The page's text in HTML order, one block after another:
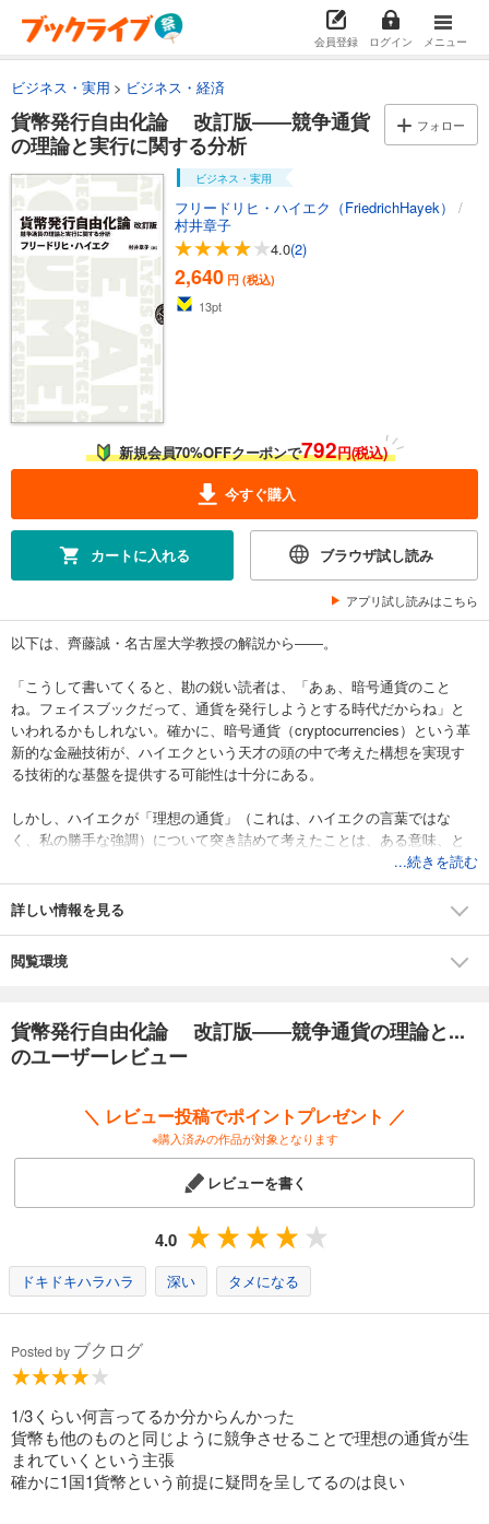
会員登録 ログイン メニュー
ビジネス・実用 ビジネス・経済
貨幣発行自由化論 改訂版――競争通貨
の理論と実行に関する分析
フォロー
ビジネス・実用
フリードリヒ・ハイエク（FriedrichHayek）
/
村井章子
4.0(2)
2,640 円 (税込)
13pt
新規会員70%OFFクーポンで792円(税込)
今すぐ購入
カートに入れる ブラウザ試し読み
アプリ試し読みはこちら
以下は、齊藤誠・名古屋大学教授の解説から――。
「こうして書いてくると、勘の鋭い読者は、「あぁ、暗号通貨のこと
ね。フェイスブックだって、通貨を発行しようとする時代だからね」と
いわれるかもしれない。確かに、暗号通貨（cryptocurrencies）という革
新的な金融技術が、ハイエクという天才の頭の中で考えた構想を実現す
る技術的な基盤を提供する可能性は十分にある。
しかし、ハイエクが「理想の通貨」（これは、ハイエクの言葉ではな
く、私の勝手な強調）について突き詰めて考えたことは、ある意味、と
ても当たり前で、ずいぶんと地味なものであった。そんな通貨は、社会
経済にとって大変にありがたいのだけれども、その通貨の発行者にとっ
てそれほど儲かりそうにない代物なのである（もしかすると、持ち出し
それにもかかわらず、私的主体が格好のビジネスチャンスとして独自の
をめぐるさまざまな思惑のために、通貨制度は頑健性を高めるどころ
か、その脆弱性を強めてしまいかねないのである。
かりと支える仕組みを作り上げることを意図していたが、暗号通貨とい
う金融技術は、通貨制度を実体経済から引き剥がし、仮想空間の最果て
へと強引に引き連れていく怖さがあるのである。言い方を換えると、暗
号通貨技術は、「理想の通貨」にとって革新的すぎる可能性がある。」
...続きを読む
詳しい情報を見る
閲覧環境
貨幣発行自由化論 改訂版――競争通貨の理論と...
のユーザーレビュー
＼ レビュー投稿でポイントプレゼント ／
※購入済みの作品が対象となります
レビューを書く
4.0
ドキドキハラハラ 深い タメになる
Posted by ブクログ
1/3くらい何言ってるか分からんかった
貨幣も他のものと同じように競争させることで理想の通貨が生
まれていくという主張
確かに1国1貨幣という前提に疑問を呈してるのは良い